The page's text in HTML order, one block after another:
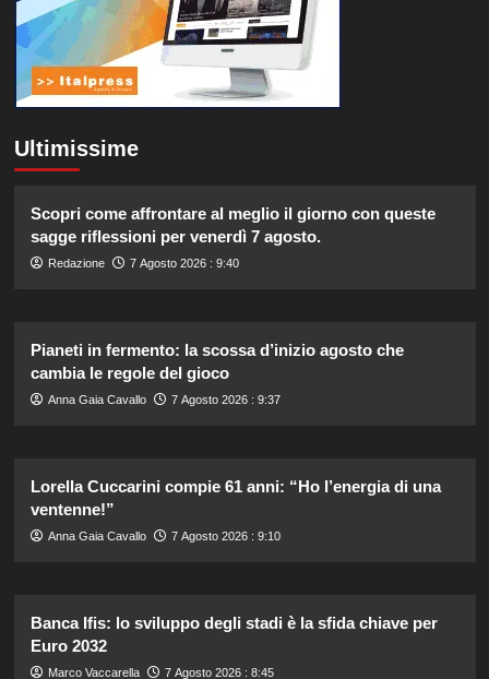
Ultimissime
Scopri come affrontare al meglio il giorno con queste
sagge riflessioni per venerdì 7 agosto.
Redazione 7 Agosto 2026 : 9:40
Pianeti in fermento: la scossa d’inizio agosto che
cambia le regole del gioco
Anna Gaia Cavallo 7 Agosto 2026 : 9:37
Lorella Cuccarini compie 61 anni: “Ho l’energia di una
ventenne!”
Anna Gaia Cavallo 7 Agosto 2026 : 9:10
Banca Ifis: lo sviluppo degli stadi è la sfida chiave per
Euro 2032
Marco Vaccarella 7 Agosto 2026 : 8:45